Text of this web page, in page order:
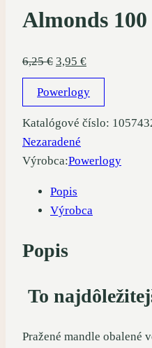
Almonds 100
6,25€ Pôvodná
cena
bola:
6,25 €.
3,95 €Aktuálna
cena
je:
3,95 €.
Powerlogy
Katalógové číslo:
Nezaradené
Výrobca:Powerlogy
Popis
Výrobca
Popis
To
Pražené mandle obalené